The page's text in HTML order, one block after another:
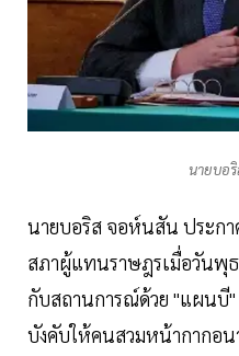
นายบอ
นายบอริส จอห์นสัน ประกา
สภาผู้แทนราษฎรเมื่อวันพุ
กับสถานการณ์ด้วย "แผนบี"
บังคับให้คนสวมหน้ากากอ